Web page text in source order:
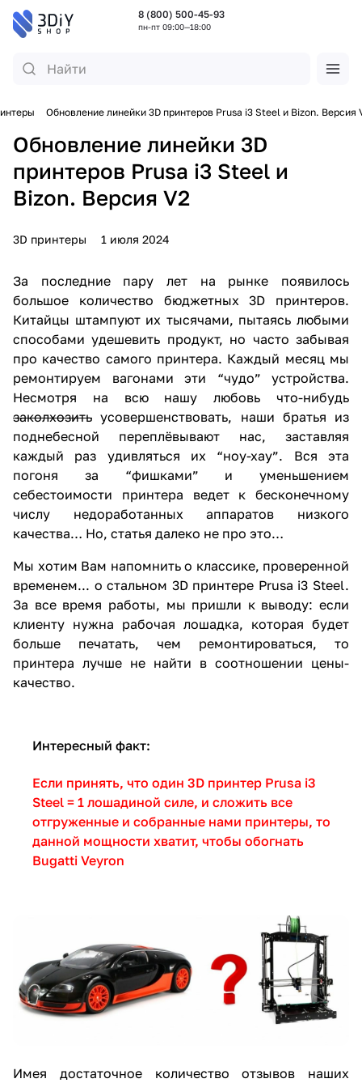
8 (800) 500-45-93
пн-пт 09:00—18:00
Обновление линейки 3D принтеров Prusa i3 Steel и Bizon. Версия
Обновление линейки 3D
принтеров Prusa i3 Steel и
Bizon. Версия V2
3D принтеры 1 июля 2024
За последние пару лет на рынке появилось
большое количество бюджетных 3D принтеров.
Китайцы штампуют их тысячами, пытаясь любыми
способами удешевить продукт, но часто забывая
про качество самого принтера. Каждый месяц мы
ремонтируем вагонами эти “чудо” устройства.
Несмотря на всю нашу любовь что-нибудь
заколхозить усовершенствовать, наши братья из
поднебесной переплёвывают нас, заставляя
каждый раз удивляться их “ноу-хау”. Вся эта
погоня за “фишками” и уменьшением
себестоимости принтера ведет к бесконечному
числу недоработанных аппаратов низкого
качества… Но, статья далеко не про это…
Мы хотим Вам напомнить о классике, проверенной
временем... о стальном 3D принтере Prusa i3 Steel.
За все время работы, мы пришли к выводу: если
клиенту нужна рабочая лошадка, которая будет
больше печатать, чем ремонтироваться, то
принтера лучше не найти в соотношении цены-
качество.
Интересный факт:
Если принять, что один 3D принтер Prusa i3
Steel = 1 лошадиной силе, и сложить все
отгруженные и собранные нами принтеры, то
данной мощности хватит, чтобы обогнать
Bugatti Veyron
Имея достаточное количество отзывов наших